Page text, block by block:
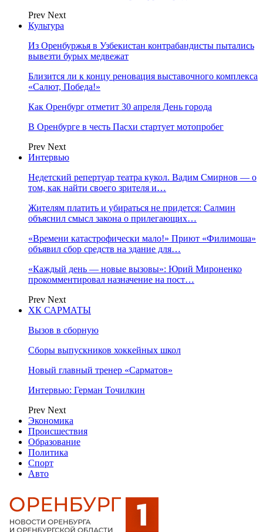
Prev Next
Культура
Из Оренбуржья в Узбекистан контрабандисты пытались
вывезти бурых медвежат
Близится ли к концу реновация выставочного комплекса
«Салют, Победа!»
Как Оренбург отметит 30 апреля День города
В Оренбурге в честь Пасхи стартует мотопробег
Prev Next
Интервью
Недетский репертуар театра кукол. Вадим Смирнов — о
том, как найти своего зрителя и…
Жителям платить и убираться не придется: Салмин
объяснил смысл закона о прилегающих…
«Времени катастрофически мало!» Приют «Филимоша»
объявил сбор средств на здание для…
«Каждый день — новые вызовы»: Юрий Мироненко
прокомментировал назначение на пост…
Prev Next
ХК САРМАТЫ
Вызов в сборную
Сборы выпускников хоккейных школ
Новый главный тренер «Сарматов»
Интервью: Герман Точилкин
Prev Next
Экономика
Происшествия
Образование
Политика
Спорт
Авто